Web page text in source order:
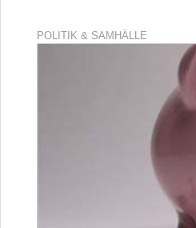
POLITIK & SAMHÄLLE